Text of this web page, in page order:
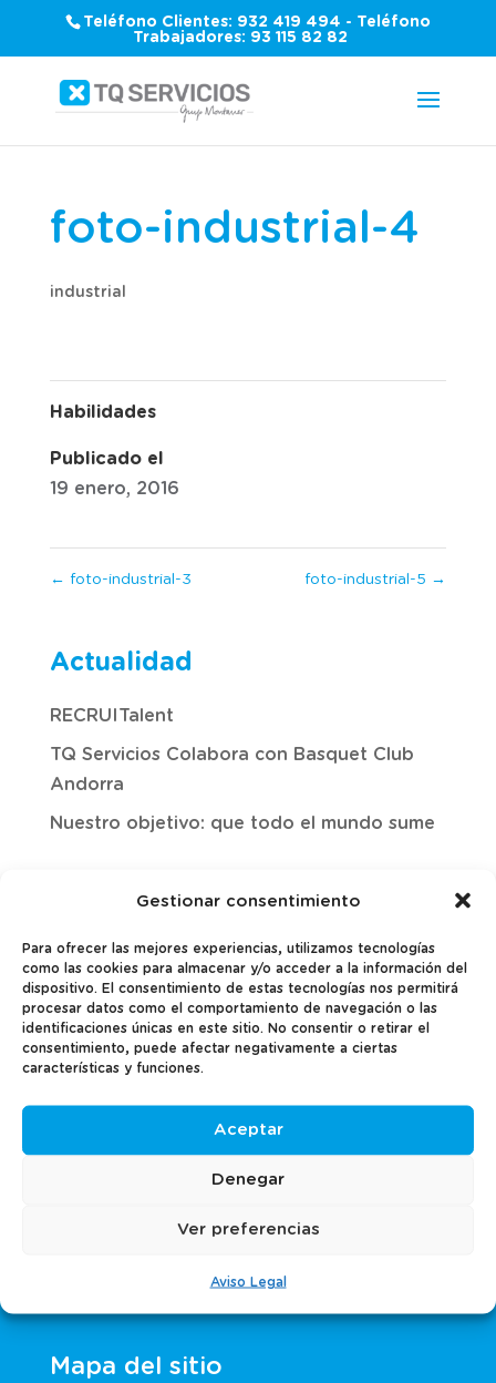
Gestionar consentimiento
Para ofrecer las mejores experiencias, utilizamos tecnologías
como las cookies para almacenar y/o acceder a la información del
dispositivo. El consentimiento de estas tecnologías nos permitirá
procesar datos como el comportamiento de navegación o las
identificaciones únicas en este sitio. No consentir o retirar el
consentimiento, puede afectar negativamente a ciertas
características y funciones.
Aceptar
Denegar
Ver preferencias
Aviso Legal
Teléfono Clientes: 932 419 494 - Teléfono
Trabajadores: 93 115 82 82
foto-industrial-4
industrial
Habilidades
Publicado el
19 enero, 2016
← foto-industrial-3 foto-industrial-5 →
Actualidad
RECRUITalent
TQ Servicios Colabora con Basquet Club
Andorra
Nuestro objetivo: que todo el mundo sume
Sobre nosotros
TQ Servicios es una empresa de outsorcing
en Recursos Humanos desde 1973.
Contacta con nosotros
Mapa del sitio